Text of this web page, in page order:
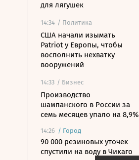
для лягушек
14:34 / Политика
США начали изымать
Patriot у Европы, чтобы
восполнить нехватку
вооружений
14:33 / Бизнес
Производство
шампанского в России за
семь месяцев упало на 8,9%
14:26 / Город
90 000 резиновых уточек
спустили на воду в Чикаго